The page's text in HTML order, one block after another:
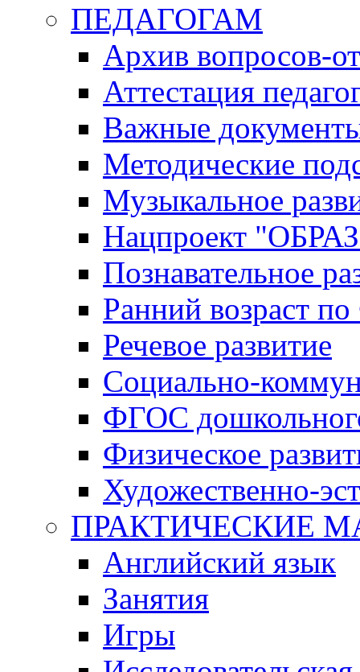
ПЕДАГОГАМ
Архив вопросов-
Аттестация
Важные
Методические
Музыкальное
Нацпроект
Познавательное
Ранний возраст
Речевое развитие
Социально-
ФГОС
Физическое
Художественно-
ПРАКТИЧЕСКИЕ
Английский язык
Занятия
Игры